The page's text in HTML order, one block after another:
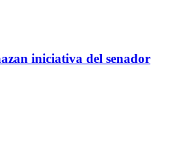
iniciativa del senador